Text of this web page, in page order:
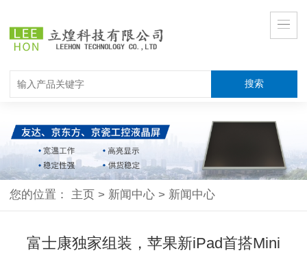
您的位置： 主页 > 新闻中心 > 新闻中心
富士康独家组装，苹果新iPad首搭Mini